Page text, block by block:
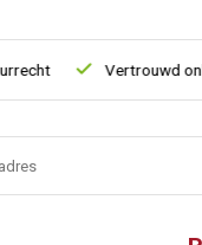
Vertrouwd